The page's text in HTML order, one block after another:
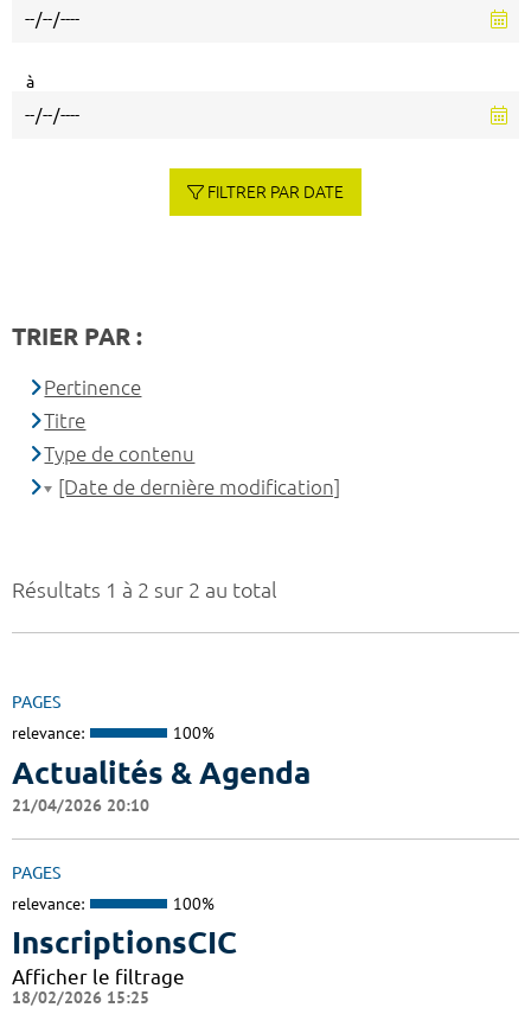
Résultats 1 à 2 sur 2 au total
PAGES
relevance: 100%
Actualités & Agenda
21/04/2026 20:10
PAGES
relevance: 100%
InscriptionsCIC
Afficher le filtrage
18/02/2026 15:25
à
FILTRER PAR DATE
TRIER PAR :
Pertinence
Titre
Type de contenu
[Date de dernière modification]